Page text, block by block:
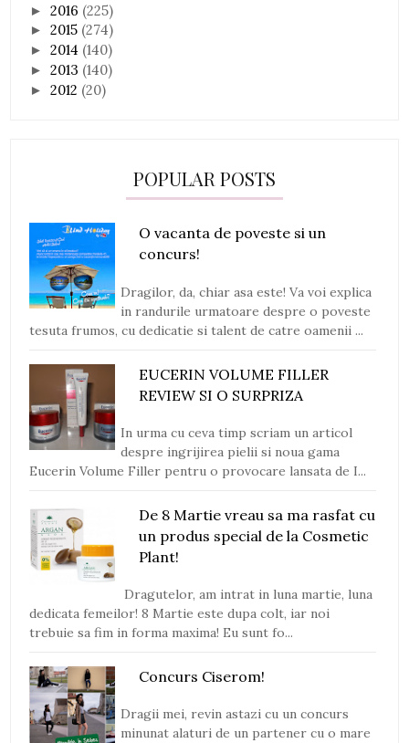
►2016 (225)
►2015 (274)
►2014 (140)
►2013 (140)
►2012 (20)
POPULAR POSTS
O vacanta de poveste si un
concurs!
Dragilor, da, chiar asa este! Va voi explica
in randurile urmatoare despre o poveste
tesuta frumos, cu dedicatie si talent de catre oamenii ...
EUCERIN VOLUME FILLER
REVIEW SI O SURPRIZA
In urma cu ceva timp scriam un articol
despre ingrijirea pielii si noua gama
Eucerin Volume Filler pentru o provocare lansata de I...
De 8 Martie vreau sa ma rasfat cu
un produs special de la Cosmetic
Plant!
Dragutelor, am intrat in luna martie, luna
dedicata femeilor! 8 Martie este dupa colt, iar noi
trebuie sa fim in forma maxima! Eu sunt fo...
Concurs Ciserom!
Dragii mei, revin astazi cu un concurs
minunat alaturi de un partener cu o mare